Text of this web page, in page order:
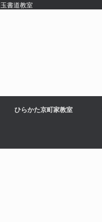
書道教室
ひらかた京町家教室